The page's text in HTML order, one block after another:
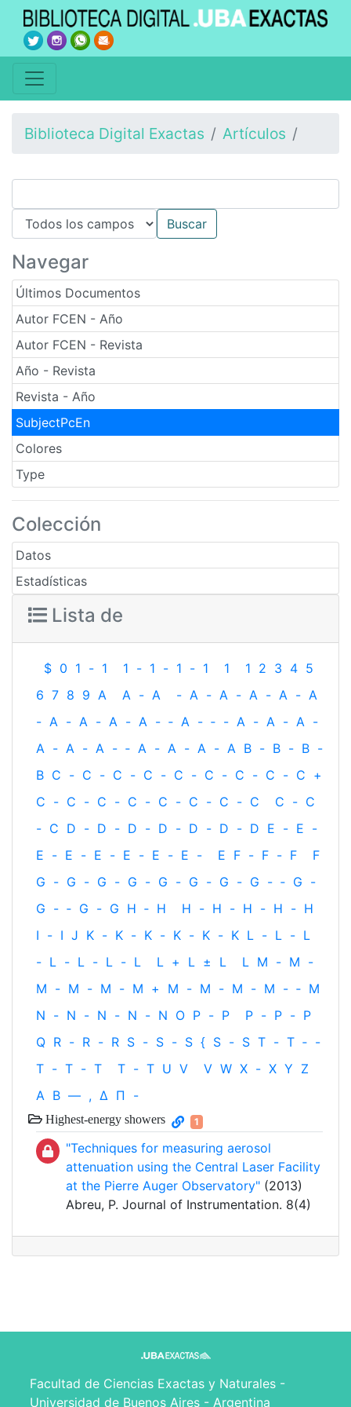
Biblioteca Digital Exactas Artículos
Navegar
Últimos Documentos
Autor FCEN - Año
Autor FCEN - Revista
Año - Revista
Revista - Año
SubjectPcEn
Colores
Type
Colección
Datos
Estadísticas
Lista de
$ 0 1 - 1 1 - 1 - 1 - 1 1 1 2 3 4 5
6 7 8 9 A A - A - A - A - A - A - A
- A - A - A - A - ‐ A - ‐ - A - A - A -
A - A - A - ‐ A - A - A - A B - B - B -
B C - C - C - C - C - C - C - C - C +
C - C - C - C - C - C - C - C C - C
- C D - D - D - D - D - D - D E - E -
E - E - E - E - E - E - E F - F - F
F
G - G - G - G - G - G - G - G - ‐ G -
G - ‐ G - G H ‐ H H - H - H - H - H
I - I J K - K - K - K - K - K L - L - L
- L - L - L - L L + L ± L L M - M -
M - M - M - M + M - M - M - M - ‐ M
N - N - N - N - N O P - P P - P - P
Q R - R - R S - S - S { S - S T - T ‐ -
T - T - T T - T U V V W X - X Y Z
Α Β — , Δ Π -
Highest-energy showers 1
"Techniques for measuring aerosol
attenuation using the Central Laser Facility
at the Pierre Auger Observatory" (2013)
Abreu, P. Journal of Instrumentation. 8(4)
Facultad de Ciencias Exactas y Naturales -
Universidad de Buenos Aires - Argentina